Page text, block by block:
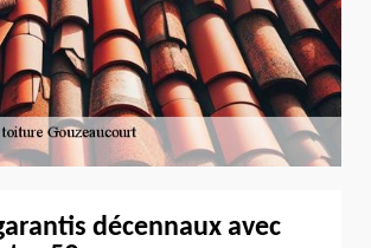
décennaux avec